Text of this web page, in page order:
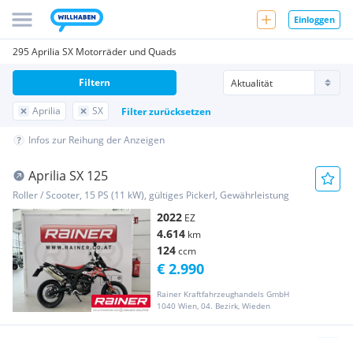
Einloggen
295 Aprilia SX Motorräder und Quads
Aprilia SX Filter zurücksetzen
Filtern
Infos zur Reihung der Anzeigen
Aprilia SX 125
Roller / Scooter, 15 PS (11 kW), gültiges Pickerl, Gewährleistung
2022 EZ
4.614 km
124ccm
Rainer Kraftfahrzeughandels GmbH
1040 Wien, 04. Bezirk, Wieden
€ 2.990